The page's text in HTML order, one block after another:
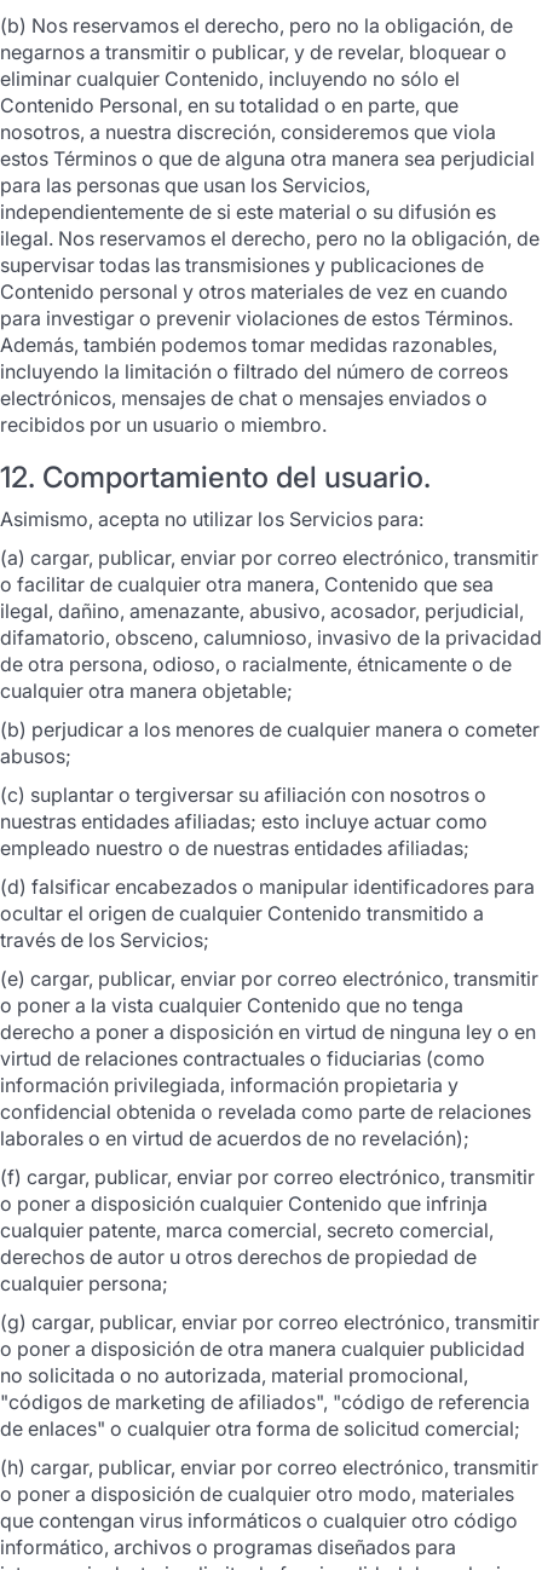
(b) Nos reservamos el derecho, pero no la obligación, de
negarnos a transmitir o publicar, y de revelar, bloquear o
eliminar cualquier Contenido, incluyendo no sólo el
Contenido Personal, en su totalidad o en parte, que
nosotros, a nuestra discreción, consideremos que viola
estos Términos o que de alguna otra manera sea perjudicial
para las personas que usan los Servicios,
independientemente de si este material o su difusión es
ilegal. Nos reservamos el derecho, pero no la obligación, de
supervisar todas las transmisiones y publicaciones de
Contenido personal y otros materiales de vez en cuando
para investigar o prevenir violaciones de estos Términos.
Además, también podemos tomar medidas razonables,
incluyendo la limitación o filtrado del número de correos
electrónicos, mensajes de chat o mensajes enviados o
recibidos por un usuario o miembro.
12. Comportamiento del usuario.
Asimismo, acepta no utilizar los Servicios para:
(a) cargar, publicar, enviar por correo electrónico, transmitir
o facilitar de cualquier otra manera, Contenido que sea
ilegal, dañino, amenazante, abusivo, acosador, perjudicial,
difamatorio, obsceno, calumnioso, invasivo de la privacidad
de otra persona, odioso, o racialmente, étnicamente o de
cualquier otra manera objetable;
(b) perjudicar a los menores de cualquier manera o cometer
abusos;
(c) suplantar o tergiversar su afiliación con nosotros o
nuestras entidades afiliadas; esto incluye actuar como
empleado nuestro o de nuestras entidades afiliadas;
(d) falsificar encabezados o manipular identificadores para
ocultar el origen de cualquier Contenido transmitido a
través de los Servicios;
(e) cargar, publicar, enviar por correo electrónico, transmitir
o poner a la vista cualquier Contenido que no tenga
derecho a poner a disposición en virtud de ninguna ley o en
virtud de relaciones contractuales o fiduciarias (como
información privilegiada, información propietaria y
confidencial obtenida o revelada como parte de relaciones
laborales o en virtud de acuerdos de no revelación);
(f) cargar, publicar, enviar por correo electrónico, transmitir
o poner a disposición cualquier Contenido que infrinja
cualquier patente, marca comercial, secreto comercial,
derechos de autor u otros derechos de propiedad de
cualquier persona;
(g) cargar, publicar, enviar por correo electrónico, transmitir
o poner a disposición de otra manera cualquier publicidad
no solicitada o no autorizada, material promocional,
"códigos de marketing de afiliados", "código de referencia
de enlaces" o cualquier otra forma de solicitud comercial;
(h) cargar, publicar, enviar por correo electrónico, transmitir
o poner a disposición de cualquier otro modo, materiales
que contengan virus informáticos o cualquier otro código
informático, archivos o programas diseñados para